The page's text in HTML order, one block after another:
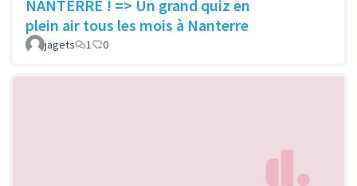
NANTERRE ! => Un grand quiz en
plein air tous les mois à Nanterre
jagets 1 0